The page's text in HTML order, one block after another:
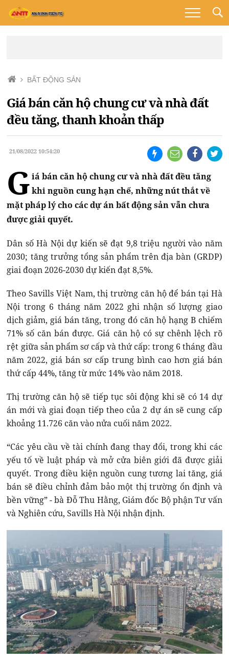
BẤT ĐỘNG SẢN
Giá bán căn hộ chung cư và nhà đất
đều tăng, thanh khoản thấp
21/08/2022 10:54:20
G iá bán căn hộ chung cư và nhà đất đều tăng
khi nguồn cung hạn chế, những nút thắt về
mặt pháp lý cho các dự án bất động sản vẫn chưa
được giải quyết.
Dân số Hà Nội dự kiến sẽ đạt 9,8 triệu người vào năm
2030; tăng trưởng tổng sản phẩm trên địa bàn (GRDP)
giai đoạn 2026-2030 dự kiến đạt 8,5%.
Theo Savills Việt Nam, thị trường căn hộ để bán tại Hà
Nội trong 6 tháng năm 2022 ghi nhận số lượng giao
dịch giảm, giá bán tăng, trong đó căn hộ hạng B chiếm
71% số căn bán được. Giá căn hộ có sự chênh lệch rõ
rệt giữa sản phẩm sơ cấp và thứ cấp: trong 6 tháng đầu
năm 2022, giá bán sơ cấp trung bình cao hơn giá bán
thứ cấp 44%, tăng từ mức 14% vào năm 2018.
Thị trường căn hộ sẽ tiếp tục sôi động khi sẽ có 14 dự
án mới và giai đoạn tiếp theo của 2 dự án sẽ cung cấp
khoảng 11.726 căn vào nửa cuối năm 2022.
“Các yêu cầu về tài chính đang thay đổi, trong khi các
yếu tố về luật pháp và mở cửa biên giới đã được giải
quyết. Trong điều kiện nguồn cung tương lai tăng, giá
bán sẽ điều chỉnh đảm bảo một thị trường ổn định và
bền vững” - bà Đỗ Thu Hằng, Giám đốc Bộ phận Tư vấn
và Nghiên cứu, Savills Hà Nội nhận định.